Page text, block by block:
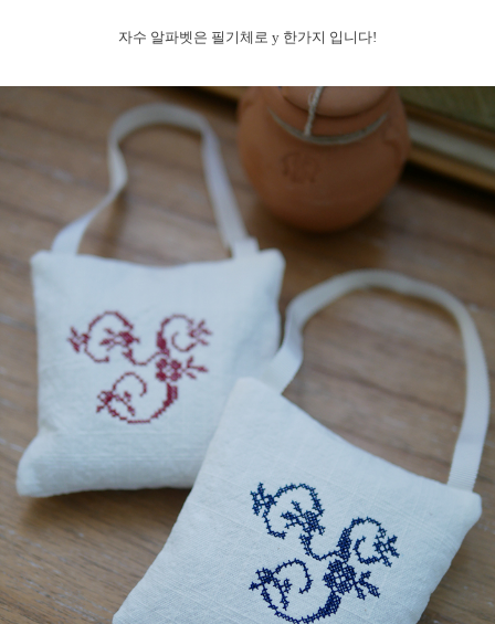
자수 알파벳은 필기체로 y 한가지 입니다!